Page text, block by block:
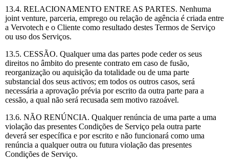
13.4. RELACIONAMENTO ENTRE AS PARTES. Nenhuma
joint venture, parceria, emprego ou relação de agência é criada entre
a Vervotech e o Cliente como resultado destes Termos de Serviço
ou uso dos Serviços.
13.5. CESSÃO. Qualquer uma das partes pode ceder os seus
direitos no âmbito do presente contrato em caso de fusão,
reorganização ou aquisição da totalidade ou de uma parte
substancial dos seus activos; em todos os outros casos, será
necessária a aprovação prévia por escrito da outra parte para a
cessão, a qual não será recusada sem motivo razoável.
13.6. NÃO RENÚNCIA. Qualquer renúncia de uma parte a uma
violação das presentes Condições de Serviço pela outra parte
deverá ser específica e por escrito e não funcionará como uma
renúncia a qualquer outra ou futura violação das presentes
Condições de Serviço.